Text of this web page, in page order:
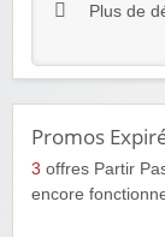
Plus de
Promos
3 offres Partir
encore